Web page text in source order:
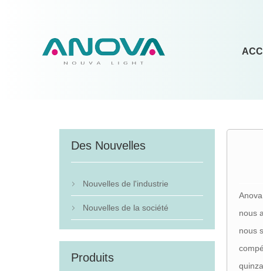
Des Nouvelles
 Nouvelles de l'industrie
 Nouvelles de la société
Produits
nous
nous